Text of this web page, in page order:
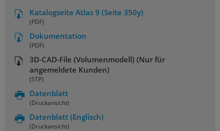
Katalogseite Atlas 9 (Seite 350y)
(PDF)
Dokumentation
(PDF)
3D-CAD-File (Volumenmodell) (Nur für
angemeldete Kunden)
(STP)
Datenblatt
(Druckansicht)
Datenblatt (Englisch)
(Druckansicht)